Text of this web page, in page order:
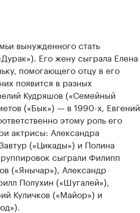
вынужденного стать
Его жену сыграла Елена
помогающего отцу в его
появится в разных
Кудряшов («Семейный
(«Бык») — в 1990-х, Евгений
этому роль его
актрисы: Александра
(«Цикады») и Полина
сыграли Филипп
(«Янычар»), Александр
Полухин («Шугалей»),
Куличков («Майор») и